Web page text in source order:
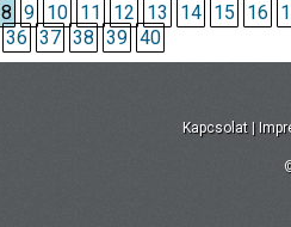
8 9 10 11 12 13 14 15 16
36 37 38 39 40
Kapcsolat |